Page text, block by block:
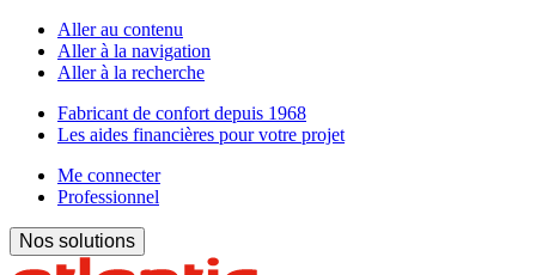
Aller au contenu
Aller à la navigation
Aller à la recherche
Fabricant de confort depuis 1968
Les aides financières pour votre projet
Me connecter
Professionnel
Nos solutions